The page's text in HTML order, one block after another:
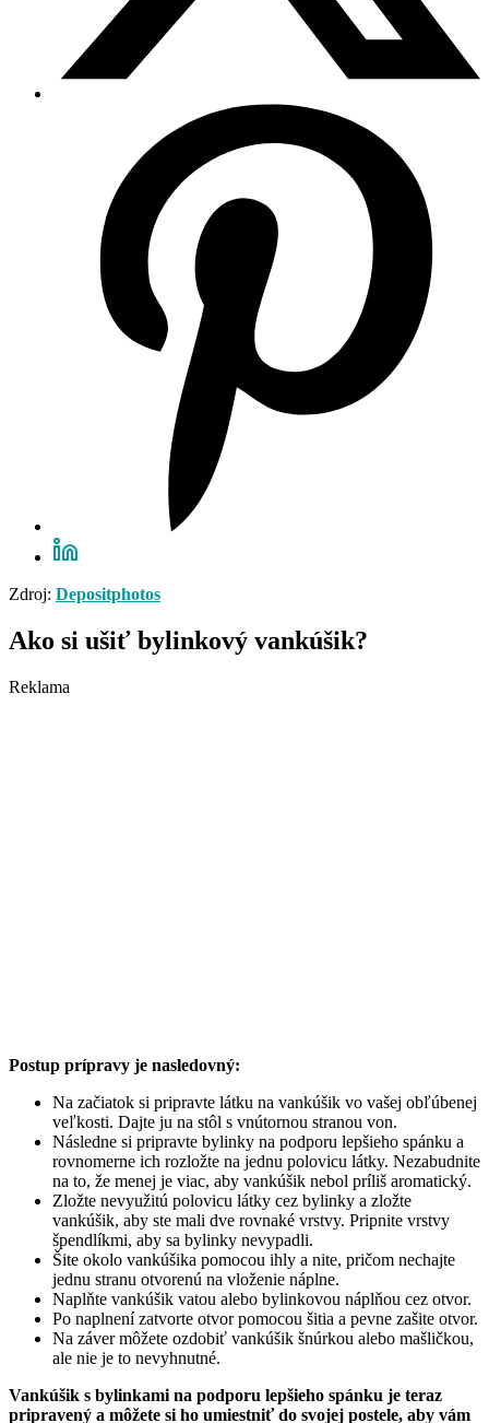
Zdroj: Depositphotos
Ako si ušiť bylinkový vankúšik?
Reklama
Postup prípravy je nasledovný:
Na začiatok si pripravte látku na vankúšik vo vašej obľúbenej
veľkosti. Dajte ju na stôl s vnútornou stranou von.
Následne si pripravte bylinky na podporu lepšieho spánku a
rovnomerne ich rozložte na jednu polovicu látky. Nezabudnite
na to, že menej je viac, aby vankúšik nebol príliš aromatický.
Zložte nevyužitú polovicu látky cez bylinky a zložte
vankúšik, aby ste mali dve rovnaké vrstvy. Pripnite vrstvy
špendlíkmi, aby sa bylinky nevypadli.
Šite okolo vankúšika pomocou ihly a nite, pričom nechajte
jednu stranu otvorenú na vloženie náplne.
Naplňte vankúšik vatou alebo bylinkovou náplňou cez otvor.
Po naplnení zatvorte otvor pomocou šitia a pevne zašite otvor.
Na záver môžete ozdobiť vankúšik šnúrkou alebo mašličkou,
ale nie je to nevyhnutné.
Vankúšik s bylinkami na podporu lepšieho spánku je teraz
pripravený a môžete si ho umiestniť do svojej postele, aby vám